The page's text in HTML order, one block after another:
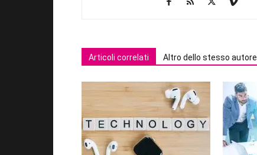
Articoli correlati Altro dello stesso autore